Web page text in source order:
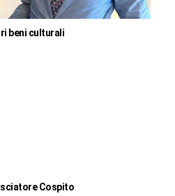
beni culturali
Cospito